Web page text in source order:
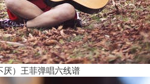
）王菲弹唱六线谱